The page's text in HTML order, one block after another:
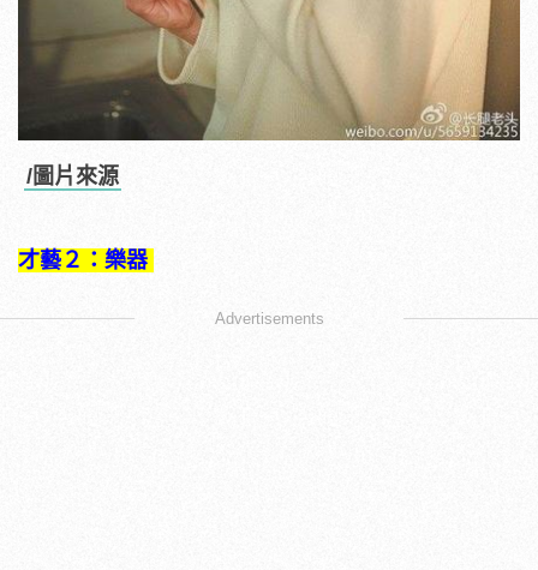
/圖片來源
才藝２：樂器
Advertisements